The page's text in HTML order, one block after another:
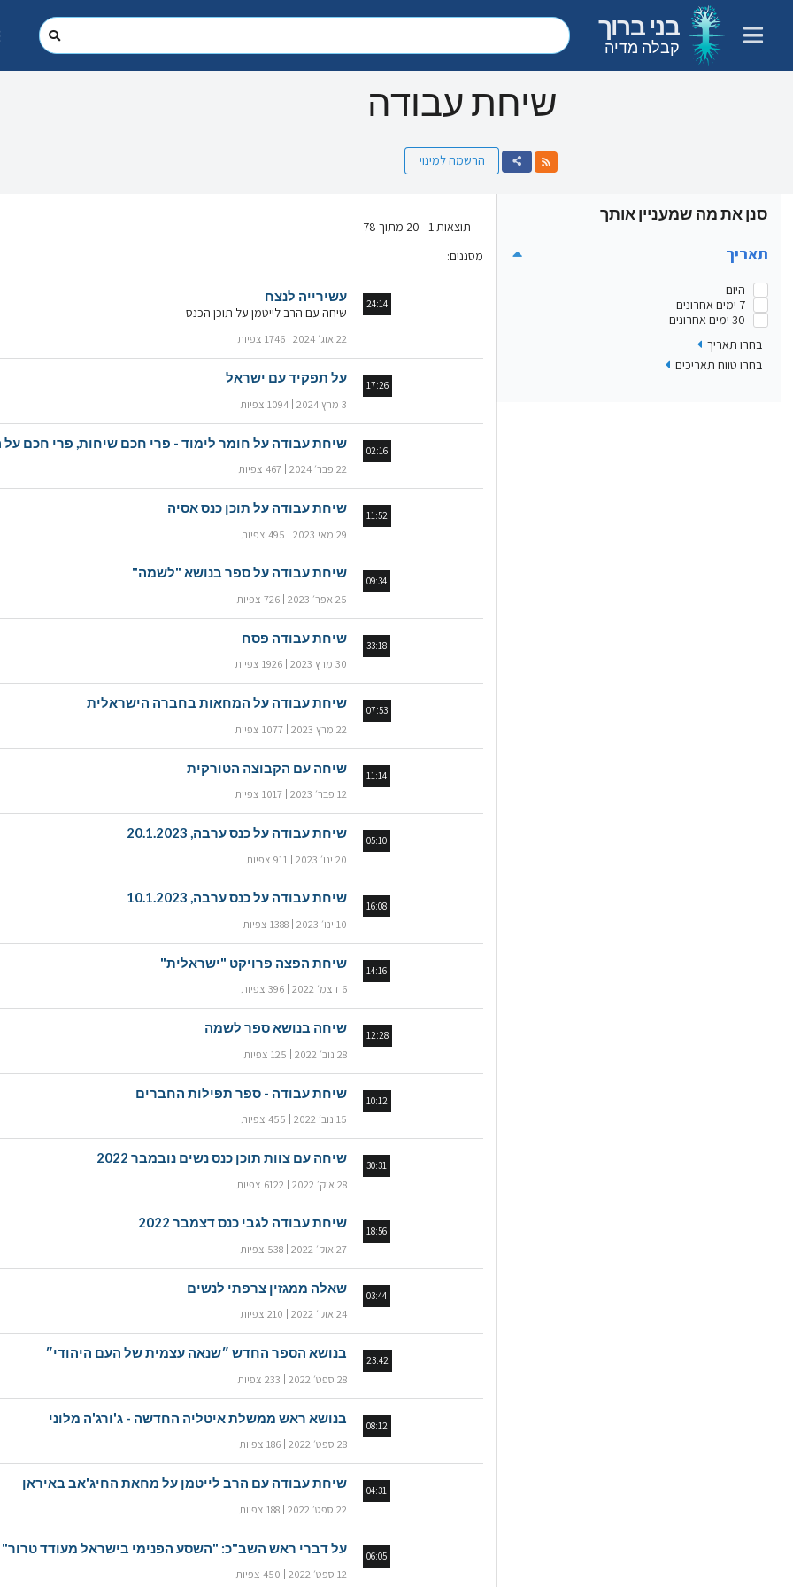
בני ברוך
קבלה מדיה
שיחת עבודה
הרשמה למינוי
סנן את מה שמעניין אותך
תאריך
היום
7 ימים אחרונים
30 ימים אחרונים
בחרו תאריך
בחרו טווח תאריכים
תוצאות 1 - 20 מתוך 78
מסננים:
24:14
עשירייה לנצח
שיחה עם הרב לייטמן על תוכן הכנס
22 אוג׳ 2024 1746 צפיות
17:26
על תפקיד עם ישראל
3 מרץ 2024 1094 צפיות
02:16
שיחת עבודה על חומר לימוד - פרי חכם שיחות, פרי חכם על
22 פבר׳ 2024 467 צפיות
11:52
שיחת עבודה על תוכן כנס אסיה
29 מאי 2023 495 צפיות
09:34
שיחת עבודה על ספר בנושא "לשמה"
25 אפר׳ 2023 726 צפיות
33:18
שיחת עבודה פסח
30 מרץ 2023 1926 צפיות
07:53
שיחת עבודה על המחאות בחברה הישראלית
22 מרץ 2023 1077 צפיות
11:14
שיחה עם הקבוצה הטורקית
12 פבר׳ 2023 1017 צפיות
05:10
שיחת עבודה על כנס ערבה, 20.1.2023
20 ינו׳ 2023 911 צפיות
16:08
שיחת עבודה על כנס ערבה, 10.1.2023
10 ינו׳ 2023 1388 צפיות
14:16
שיחת הפצה פרויקט "ישראלית"
6 דצמ׳ 2022 396 צפיות
12:28
שיחה בנושא ספר לשמה
28 נוב׳ 2022 125 צפיות
10:12
שיחת עבודה - ספר תפילות החברים
15 נוב׳ 2022 455 צפיות
30:31
שיחה עם צוות תוכן כנס נשים נובמבר 2022
28 אוק׳ 2022 6122 צפיות
18:56
שיחת עבודה לגבי כנס דצמבר 2022
27 אוק׳ 2022 538 צפיות
03:44
שאלה ממגזין צרפתי לנשים
24 אוק׳ 2022 210 צפיות
23:42
בנושא הספר החדש ״שנאה עצמית של העם היהודי״
28 ספט׳ 2022 233 צפיות
08:12
בנושא ראש ממשלת איטליה החדשה - ג'ורג'ה מלוני
28 ספט׳ 2022 186 צפיות
04:31
שיחת עבודה עם הרב לייטמן על מחאת החיג'אב באיראן
22 ספט׳ 2022 188 צפיות
06:05
על דברי ראש השב"כ: "השסע הפנימי בישראל מעודד טרור"
12 ספט׳ 2022 450 צפיות